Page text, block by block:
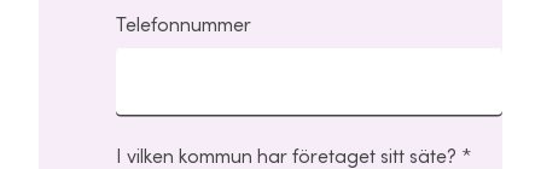
Telefonnummer
I vilken kommun har företaget sitt säte?